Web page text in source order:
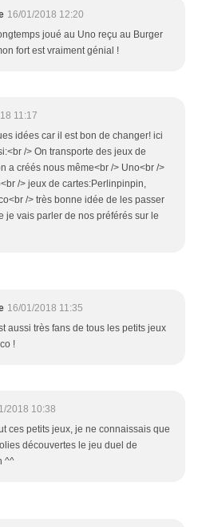
16/01/2018 12:20
joué au Uno reçu au Burger
fort est vraiment génial !
11:17
idées car il est bon de changer! ici
/> On transporte des jeux de
a créés nous même<br /> Uno<br />
/> jeux de cartes:Perlinpinpin,
/> très bonne idée de les passer
je vais parler de nos préférés sur le
16/01/2018 11:35
aussi très fans de tous les petits jeux
!
2018 10:38
ces petits jeux, je ne connaissais que
découvertes le jeu duel de
^^